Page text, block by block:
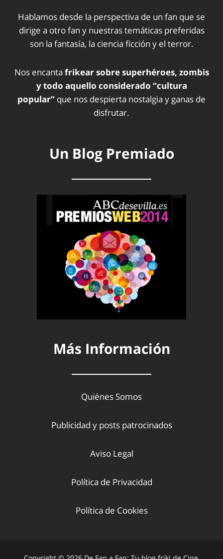
Hablamos desde la perspectiva de un fan que se
dirige a otro fan y nuestras temáticas preferidas
son la fantasía, la ciencia ficción y el terror.
Nos encanta frikear sobre superhéroes, zombis
y todo aquello considerado “cultura
popular” que nos despierta nostalgia y ganas de
disfrutar.
Un Blog Premiado
Más Información
Quiénes Somos
Publicidad y posts patrocinados
Aviso Legal
Política de Privacidad
Política de Cookies